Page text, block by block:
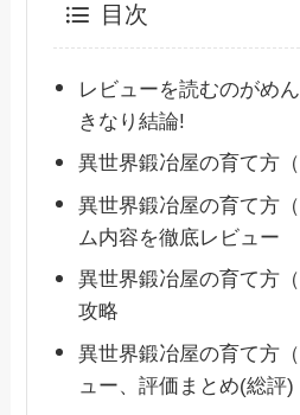
目次
レビューを読むのがめ
きなり結論!
異世界鍛冶屋の育て方
異世界鍛冶屋の育て方
ム内容を徹底レビュー
異世界鍛冶屋の育て方
攻略
異世界鍛冶屋の育て方
ュー、評価まとめ(総評)